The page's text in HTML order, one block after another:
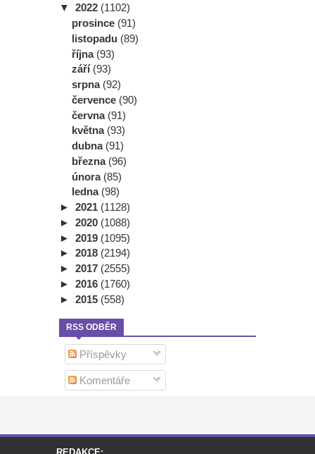
▼ 2022 (1102)
prosince (91)
listopadu (89)
října (93)
září (93)
srpna (92)
července (90)
června (91)
května (93)
dubna (91)
března (96)
února (85)
ledna (98)
► 2021 (1128)
► 2020 (1088)
► 2019 (1095)
► 2018 (2194)
► 2017 (2555)
► 2016 (1760)
► 2015 (558)
RSS ODBĚR
Příspěvky
Komentáře